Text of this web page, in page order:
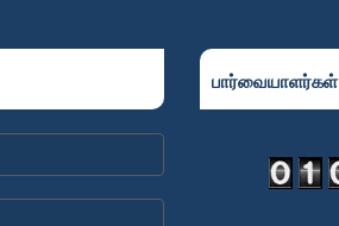
பார்வையாளர்கள்